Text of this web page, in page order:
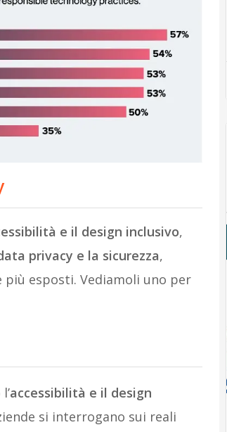
e il design inclusivo,
privacy e la sicurezza,
più esposti. Vediamoli uno per
accessibilità e il design
si interrogano sui reali